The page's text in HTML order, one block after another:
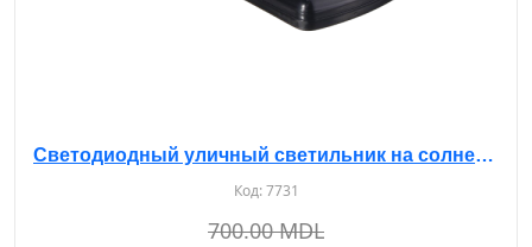
Светодиодный уличный светильник на солнечной батарее с датчиком 30W 6500K AS-529
Код:7731
700.00 MDL